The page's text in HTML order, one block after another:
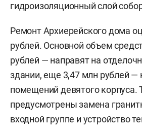
гидроизоляционный слой
Ремонт Архиерейского дома
рублей. Основной объем
рублей — направят на
здании, еще 3,47 млн рублей —
помещений девятого корпуса.
предусмотрены замена
входной группе и устройство